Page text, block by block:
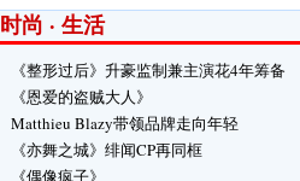
时尚 · 生活
《整形过后》升豪监制兼主演花4年筹备
《恩爱的盗贼大人》
Matthieu Blazy带领品牌走向年轻
《亦舞之城》绯闻CP再同框
《偶像疯子》